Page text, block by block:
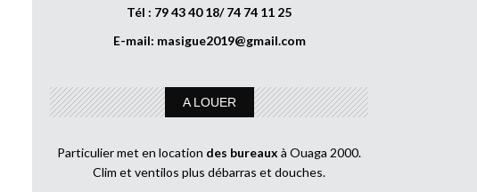
Tél : 79 43 40 18/ 74 74 11 25
E-mail: masigue2019@gmail.com
A LOUER
Particulier met en location des bureaux à Ouaga 2000.
Clim et ventilos plus débarras et douches.